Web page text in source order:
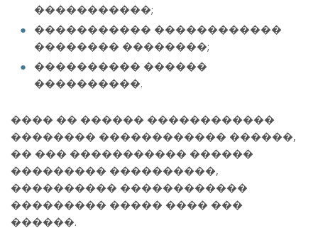
�����������;
����������� ������������
�������� ��������;
���������� ������
����������.
���� �� ������ ������������
�������� ������������ ������,
�� ��� ����������� ������
��������� ����������,
���������� ������������
��������� ����� ���� ���
������.